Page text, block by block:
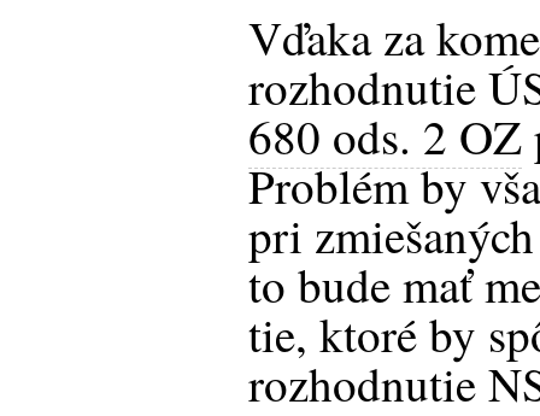
Vďaka za
rozhodnutie
680 ods. 2 OZ
Problém by
pri
to bude mať
tie, ktoré by
rozhodnutie